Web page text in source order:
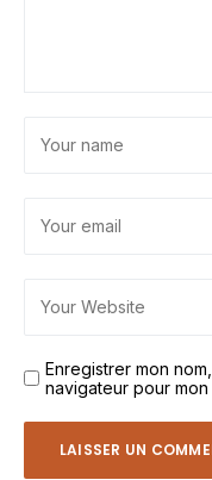
Enregistrer mon
navigateur pour